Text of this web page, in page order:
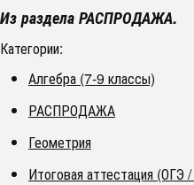
Из раздела РАСПРОДАЖА.
Категории:
Алгебра (7-9 классы)
РАСПРОДАЖА
Геометрия
Итоговая аттестация (ОГЭ